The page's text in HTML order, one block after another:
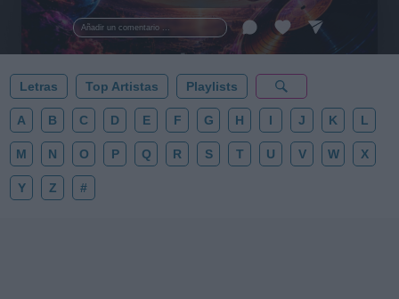
Añadir un comentario ...
al firmamento y siente la gravedad cero. 💾 ¡Guarda
esta colección para tu próxima noche estrellada!
✨⭐
Letras Top Artistas Playlists
A B C D E F G H I J K L
M N O P Q R S T U V W X
Y Z #